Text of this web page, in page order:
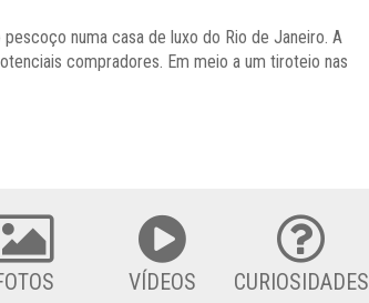
numa casa de luxo do Rio de Janeiro. A
compradores. Em meio a um tiroteio nas
VÍDEOS CURIOSIDADES